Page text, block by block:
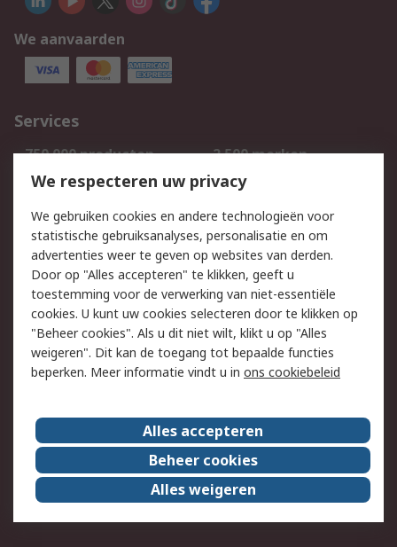
We aanvaarden
Services
750.000 producten
2.500 merken
Bestellen
Inkoopoplossingen
Track & Trace
Wettelijk
Cookiebeleid
Email veiligheid
Privacybeleid
Websitevoorwaarden
Algemene
verkoopvoorwaarden
Over RS
RS Group
Over ons
RS wereldwijd
Werken bij RS
ESG
We respecteren uw privacy
We gebruiken cookies en andere technologieën voor
statistische gebruiksanalyses, personalisatie en om
advertenties weer te geven op websites van derden.
Door op "Alles accepteren" te klikken, geeft u
toestemming voor de verwerking van niet-essentiële
cookies. U kunt uw cookies selecteren door te klikken op
"Beheer cookies". Als u dit niet wilt, klikt u op "Alles
weigeren". Dit kan de toegang tot bepaalde functies
beperken. Meer informatie vindt u in ons cookiebeleid
Alles accepteren
Beheer cookies
Alles weigeren